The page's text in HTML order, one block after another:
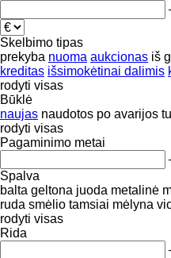
Skelbimo tipas
prekyba nuoma aukcionas iš
kreditas išsimokėtinai dalimis
rodyti visas
Būklė
naujas naudotos po avarijos
rodyti visas
Pagaminimo metai
Spalva
balta geltona juoda metalinė
ruda smėlio tamsiai mėlyna
rodyti visas
Rida